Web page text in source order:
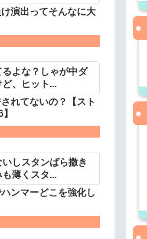
け演出ってそんなに大
よな？しゃが中ダ
、ヒット...
れてないの？【スト
しスタンばら撒き
薄くスタ...
ンマーどこを強化し